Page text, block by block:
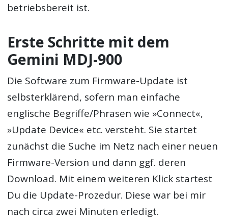
betriebsbereit ist.
Erste Schritte mit dem
Gemini MDJ-900
Die Software zum Firmware-Update ist
selbsterklärend, sofern man einfache
englische Begriffe/Phrasen wie »Connect«,
»Update Device« etc. versteht. Sie startet
zunächst die Suche im Netz nach einer neuen
Firmware-Version und dann ggf. deren
Download. Mit einem weiteren Klick startest
Du die Update-Prozedur. Diese war bei mir
nach circa zwei Minuten erledigt.